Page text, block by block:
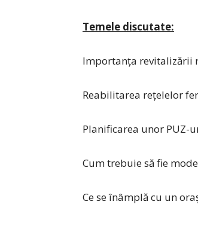
Temele discutate:
Importanța revitalizării
Reabilitarea rețelelor
Planificarea unor
Cum trebuie să fie
Ce se înâmplă cu un